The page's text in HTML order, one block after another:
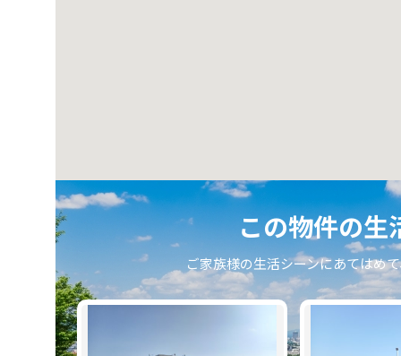
この物件の⽣
ご家族様の⽣活シーンにあてはめ